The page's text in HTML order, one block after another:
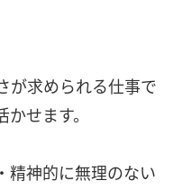
が求められる仕事で
せます。
精神的に無理のない